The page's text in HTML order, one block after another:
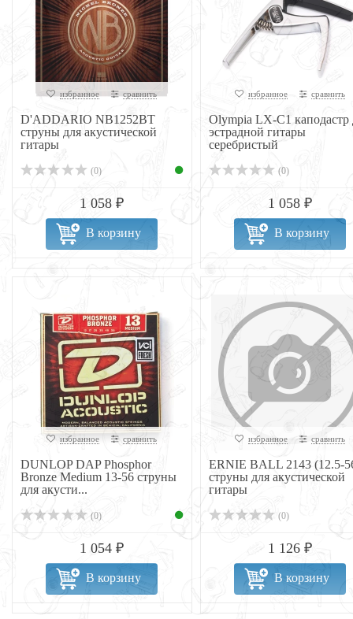
избранное сравнить
D'ADDARIO NB1252BT
струны для акустической
гитары
(0)
1 058 ₽
В корзину
избранное сравнить
Olympia LX-C1 каподастр
эстрадной гитары
серебристый
(0)
1 058 ₽
В корзину
избранное сравнить
DUNLOP DAP Phosphor
Bronze Medium 13-56 струны
для акусти...
(0)
1 054 ₽
В корзину
избранное сравнить
ERNIE BALL 2143 (12.5-
струны для акустической
гитары
(0)
1 126 ₽
В корзину